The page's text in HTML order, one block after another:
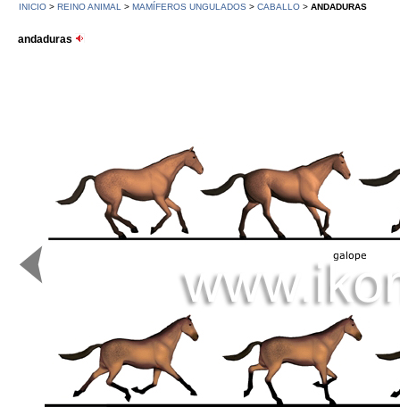
INICIO > REINO ANIMAL > MAMÍFEROS UNGULADOS > CABALLO > ANDADURAS
andaduras